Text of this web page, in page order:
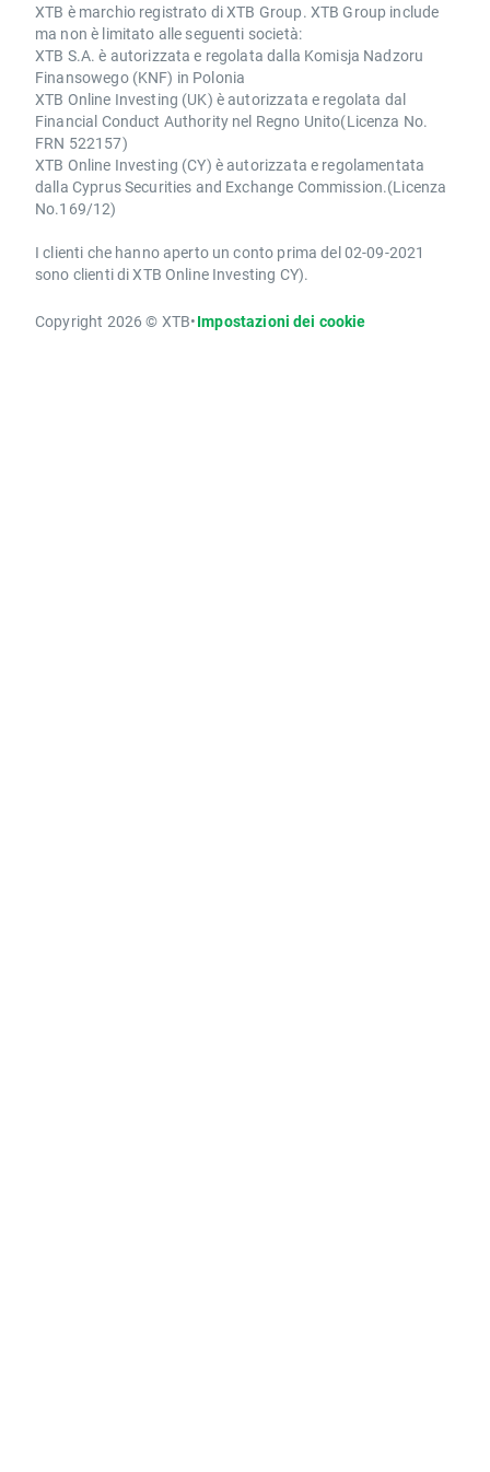
XTB è marchio registrato di XTB Group. XTB Group include
ma non è limitato alle seguenti società:
XTB S.A. è autorizzata e regolata dalla Komisja Nadzoru
Finansowego (KNF) in Polonia
XTB Online Investing (UK) è autorizzata e regolata dal
Financial Conduct Authority nel Regno Unito(Licenza No.
FRN 522157)
XTB Online Investing (CY) è autorizzata e regolamentata
dalla Cyprus Securities and Exchange Commission.(Licenza
No.169/12)
I clienti che hanno aperto un conto prima del 02-09-2021
sono clienti di XTB Online Investing CY).
Copyright 2026 © XTB•Impostazioni dei cookie